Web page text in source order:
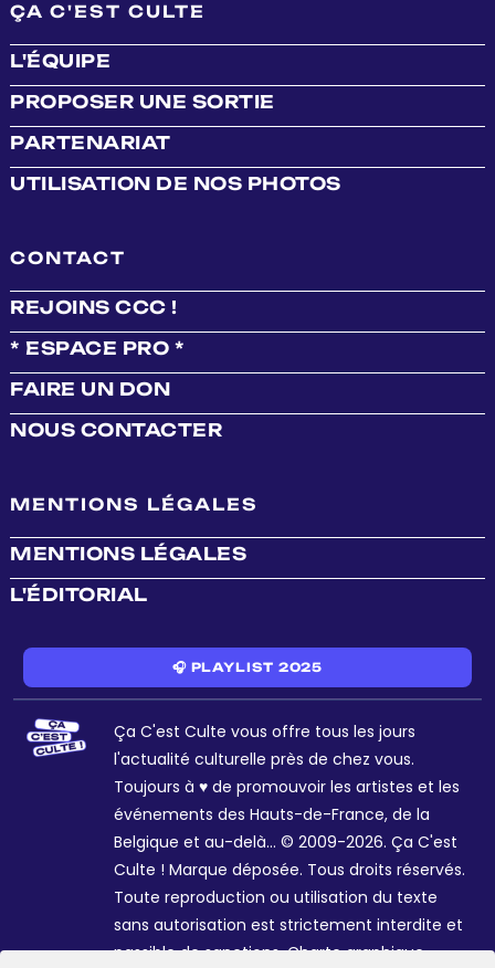
ÇA C'EST CULTE
L'ÉQUIPE
PROPOSER UNE SORTIE
PARTENARIAT
UTILISATION DE NOS PHOTOS
CONTACT
REJOINS CCC !
* ESPACE PRO *
FAIRE UN DON
NOUS CONTACTER
MENTIONS LÉGALES
MENTIONS LÉGALES
L'ÉDITORIAL
🎧 PLAYLIST 2025
Ça C'est Culte vous offre tous les jours
l'actualité culturelle près de chez vous.
Toujours à ♥ de promouvoir les artistes et les
événements des Hauts-de-France, de la
Belgique et au-delà... © 2009-2026. Ça C'est
Culte ! Marque déposée. Tous droits réservés.
Toute reproduction ou utilisation du texte
sans autorisation est strictement interdite et
passible de sanctions. Charte graphique